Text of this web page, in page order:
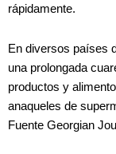
rápidamente.
En diversos países
una prolongada
productos y
anaqueles de
Fuente Georgian